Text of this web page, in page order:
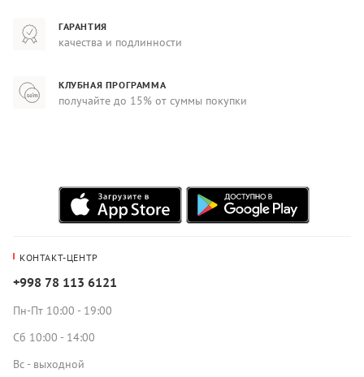
ГАРАНТИЯ
качества и подлинности
КЛУБНАЯ ПРОГРАММА
получайте до 15% от суммы покупки
КОНТАКТ-ЦЕНТР
+998 78 113 6121
Пн-Пт 10:00 - 19:00
Сб 10:00 - 14:00
Вс - выходной